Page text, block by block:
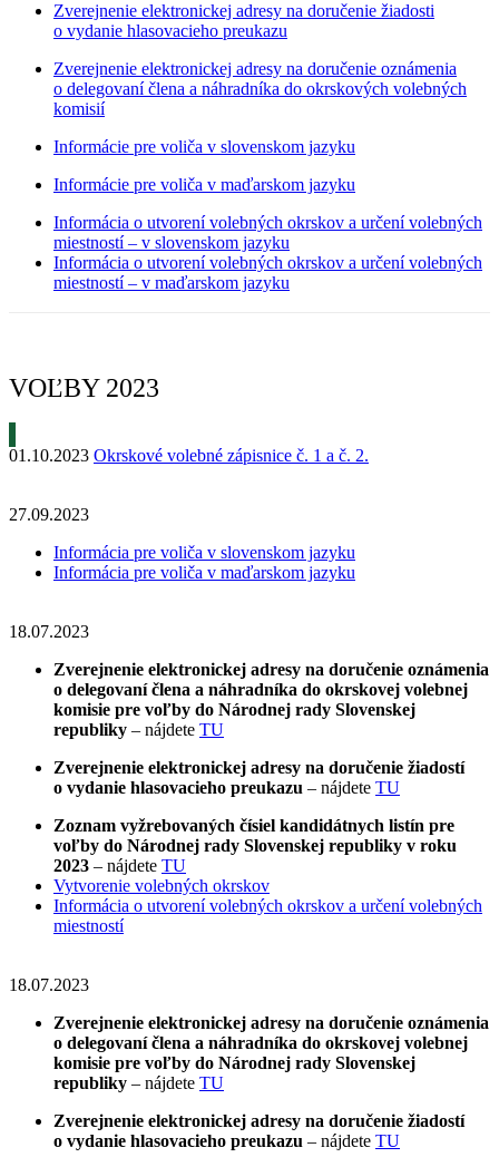
Zverejnenie elektronickej adresy na doručenie žiadosti
o vydanie hlasovacieho preukazu
Zverejnenie elektronickej adresy na doručenie oznámenia
o delegovaní člena a náhradníka do okrskových volebných
komisií
Informácie pre voliča v slovenskom jazyku
Informácie pre voliča v maďarskom jazyku
Informácia o utvorení volebných okrskov a určení volebných
miestností – v slovenskom jazyku
Informácia o utvorení volebných okrskov a určení volebných
miestností – v maďarskom jazyku
VOĽBY 2023
01.10.2023 Okrskové volebné zápisnice č. 1 a č. 2.
27.09.2023
Informácia pre voliča v slovenskom jazyku
Informácia pre voliča v maďarskom jazyku
18.07.2023
Zverejnenie elektronickej adresy na doručenie oznámenia
o delegovaní člena a náhradníka do okrskovej volebnej
komisie pre voľby do Národnej rady Slovenskej
republiky – nájdete TU
Zverejnenie elektronickej adresy na doručenie žiadostí
o vydanie hlasovacieho preukazu – nájdete TU
Zoznam vyžrebovaných čísiel kandidátnych listín pre
voľby do Národnej rady Slovenskej republiky v roku
2023 – nájdete TU
Vytvorenie volebných okrskov
Informácia o utvorení volebných okrskov a určení volebných
miestností
18.07.2023
Zverejnenie elektronickej adresy na doručenie oznámenia
o delegovaní člena a náhradníka do okrskovej volebnej
komisie pre voľby do Národnej rady Slovenskej
republiky – nájdete TU
Zverejnenie elektronickej adresy na doručenie žiadostí
o vydanie hlasovacieho preukazu – nájdete TU